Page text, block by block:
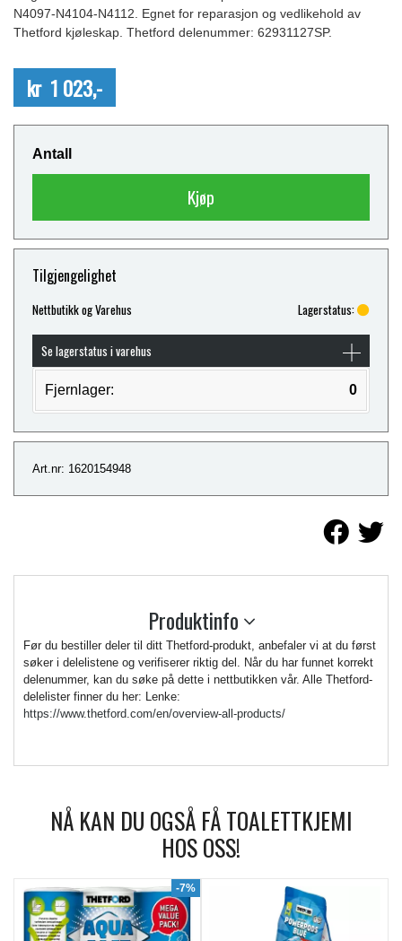
N4097-N4104-N4112. Egnet for reparasjon og vedlikehold av
Thetford kjøleskap. Thetford delenummer: 62931127SP.
kr 1 023,-
Antall
Kjøp
Tilgjengelighet
Nettbutikk og Varehus Lagerstatus:
Se lagerstatus i varehus
Fjernlager: 0
Art.nr: 1620154948
Produktinfo
Før du bestiller deler til ditt Thetford-produkt, anbefaler vi at du først
søker i delelistene og verifiserer riktig del. Når du har funnet korrekt
delenummer, kan du søke på dette i nettbutikken vår. Alle Thetford-
delelister finner du her: Lenke:
https://www.thetford.com/en/overview-all-products/
NÅ KAN DU OGSÅ FÅ TOALETTKJEMI
HOS OSS!
-7%